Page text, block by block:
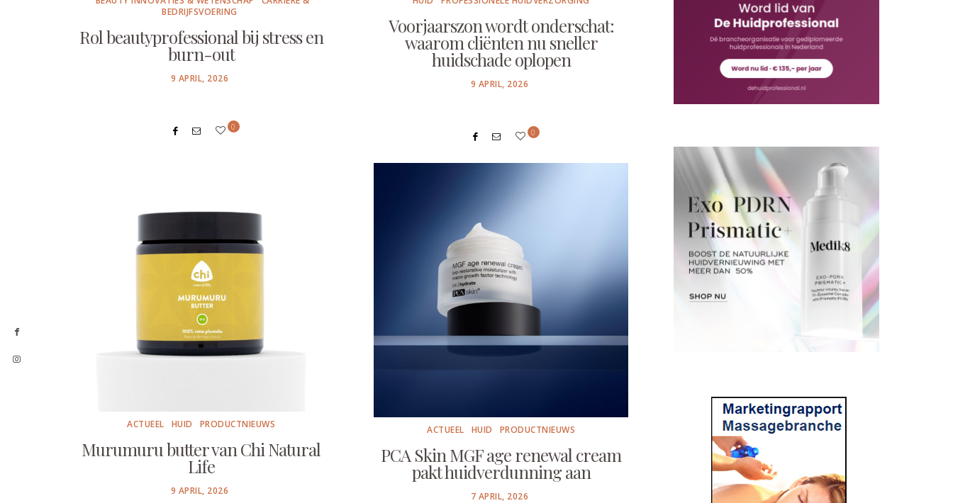
BEDRIJFSVOERING
Rol beautyprofessional bij stress en
burn-out
POSTED
9 APRIL, 2026
0
Voorjaarszon wordt onderschat:
waarom cliënten nu sneller
huidschade oplopen
POSTED
9 APRIL, 2026
0
ACTUEEL HUID PRODUCTNIEUWS
Murumuru butter van Chi Natural
Life
POSTED
9 APRIL, 2026
ACTUEEL HUID PRODUCTNIEUWS
PCA Skin MGF age renewal cream
pakt huidverdunning aan
POSTED
7 APRIL, 2026